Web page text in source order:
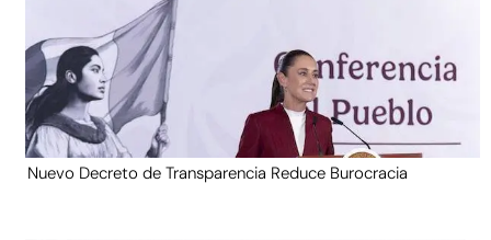
Nuevo Decreto de Transparencia Reduce Burocracia